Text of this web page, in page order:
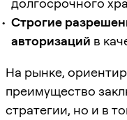
долгосрочного
Строгие
авторизаций в
На рынке,
преимущество
стратегии, но и в